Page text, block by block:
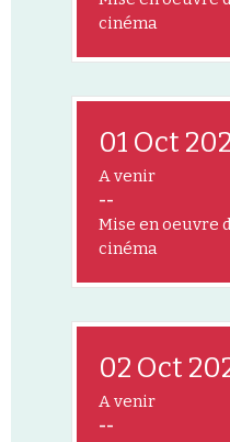
cinéma
01 Oct
A venir
--
Mise en oeuvre
cinéma
02 Oct
A venir
--